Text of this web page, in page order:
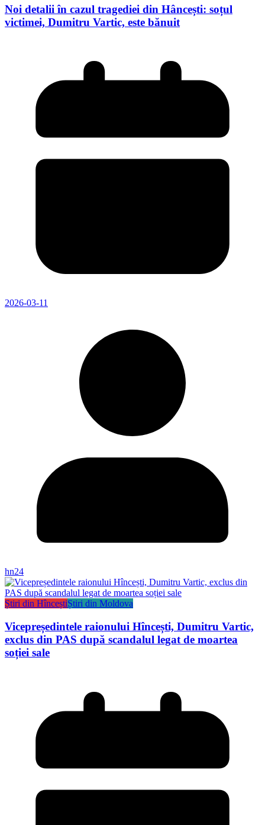
Noi detalii în cazul tragediei din Hâncești: soțul
victimei, Dumitru Vartic, este bănuit
2026-03-11
hn24
Știri din HînceștiȘtiri din Moldova
Vicepreședintele raionului Hîncești, Dumitru Vartic,
exclus din PAS după scandalul legat de moartea
soției sale